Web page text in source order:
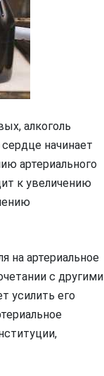
алкоголь
начинает
артериального
к увеличению
на артериальное
с другими
усилить его